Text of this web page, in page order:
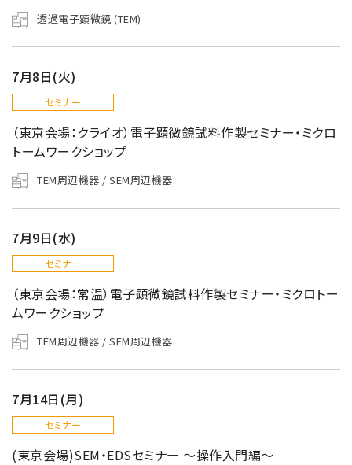
透過電子顕微鏡 (TEM)
7月8日(火)
セミナー
（東京会場：クライオ）電子顕微鏡試料作製セミナー・ミクロ
トームワークショップ
TEM周辺機器 / SEM周辺機器
7月9日(水)
セミナー
（東京会場：常温）電子顕微鏡試料作製セミナー・ミクロトー
ムワークショップ
TEM周辺機器 / SEM周辺機器
7月14日(月)
セミナー
(東京会場)SEM・EDSセミナー ～操作入門編～